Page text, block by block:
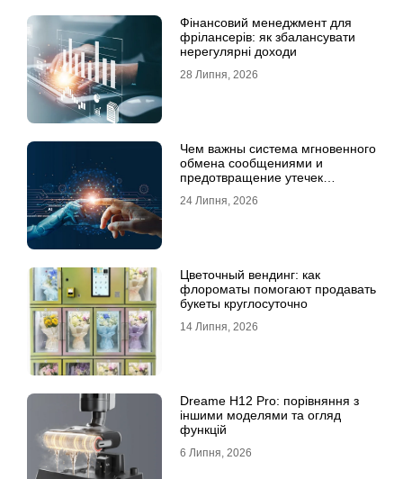
Фінансовий менеджмент для
фрілансерів: як збалансувати
нерегулярні доходи
28 Липня, 2026
Чем важны система мгновенного
обмена сообщениями и
предотвращение утечек
24 Липня, 2026
Цветочный вендинг: как
флороматы помогают продавать
букеты круглосуточно
14 Липня, 2026
Dreame H12 Pro: порівняння з
іншими моделями та огляд
функцій
6 Липня, 2026